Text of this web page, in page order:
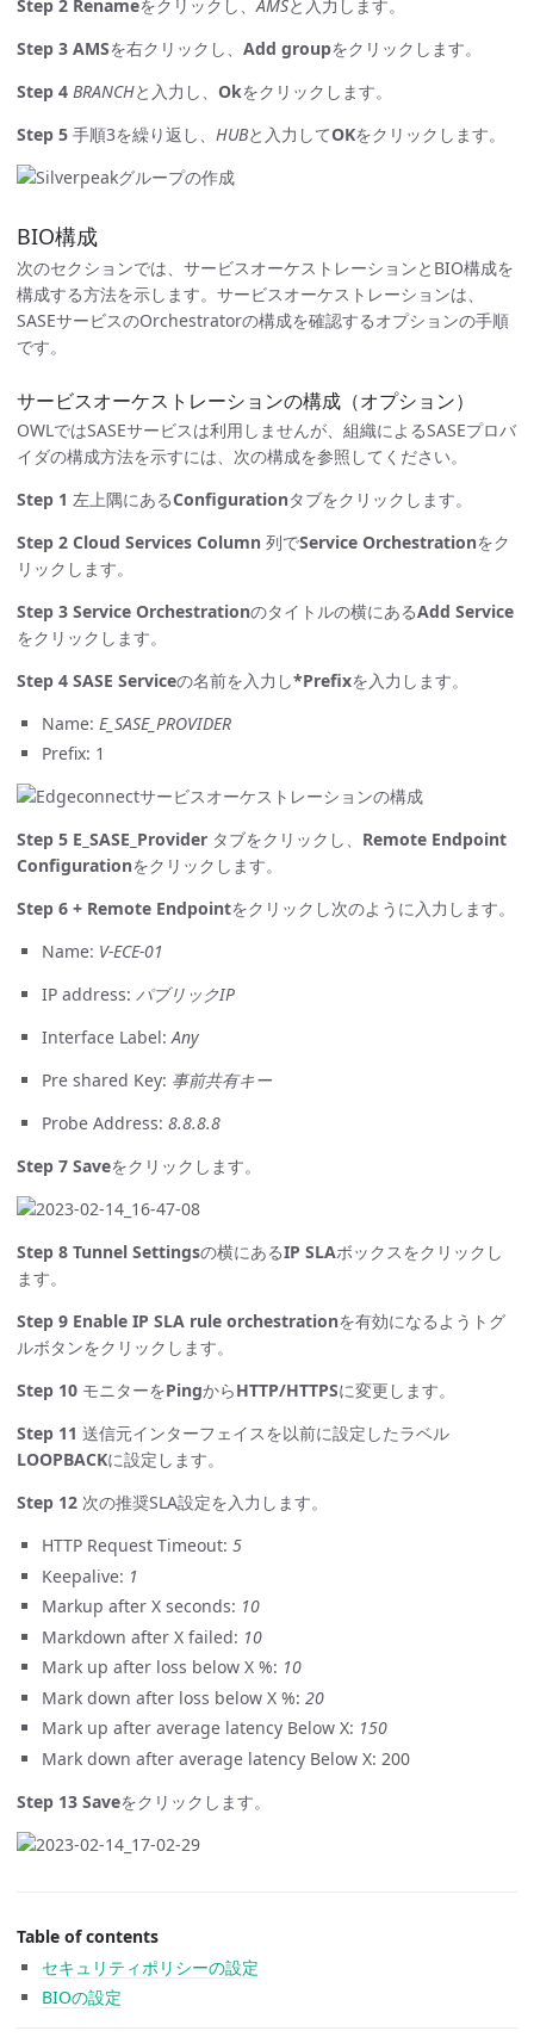
Step 2 Renameをクリックし、AMSと入力します。
Step 3 AMSを右クリックし、 Add groupをクリックします。
Step 4 BRANCHと入力し、 Okをクリックします。
Step 5 手順3を繰り返し、 HUBと入力してOKをクリックします。
BIO構成
次のセクションでは、サービスオーケストレーションとBIO構成を
構成する方法を示します。サービスオーケストレーションは、
SASEサービスのOrchestratorの構成を確認するオプションの手順
です。
サービスオーケストレーションの構成（オプション）
OWLではSASEサービスは利用しませんが、組織によるSASEプロバ
イダの構成方法を示すには、次の構成を参照してください。
Step 1 左上隅にあるConfigurationタブをクリックします。
Step 2 Cloud Services Column 列でService Orchestrationをク
リックします。
Step 3 Service Orchestrationのタイトルの横にあるAdd Service
をクリックします。
Step 4 SASE Serviceの名前を入力し*Prefixを入力します。
Name: E_SASE_PROVIDER
Prefix: 1
Step 5 E_SASE_Provider タブをクリックし、 Remote Endpoint
Configurationをクリックします。
Step 6 + Remote Endpointをクリックし次のように入力します。
Name: V-ECE-01
IP address: パブリックIP
Interface Label:Any
Pre shared Key: 事前共有キー
Probe Address: 8.8.8.8
Step 7 Saveをクリックします。
Step 8 Tunnel Settingsの横にあるIP SLAボックスをクリックし
ます。
Step 9 Enable IP SLA rule orchestrationを有効になるようトグ
ルボタンをクリックします。
Step 10 モニターをPingからHTTP/HTTPSに変更します。
Step 11 送信元インターフェイスを以前に設定したラベル
LOOPBACKに設定します。
Step 12 次の推奨SLA設定を入力します。
HTTP Request Timeout: 5
Keepalive: 1
Markup after X seconds: 10
Markdown after X failed: 10
Mark up after loss below X %: 10
Mark down after loss below X %: 20
Mark up after average latency Below X: 150
Mark down after average latency Below X: 200
Step 13 Saveをクリックします。
Table of contents
セキュリティポリシーの設定
BIOの設定